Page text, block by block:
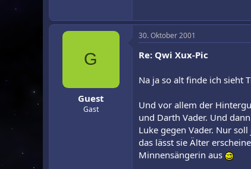
G
Guest
Gast
30. Oktober 2001
Re: Qwi Xux-Pic
Na ja so alt finde ich sieht
Und vor allem der
und Darth Vader. Und
Luke gegen Vader. Nur
das lässt sie Älter
Minnensängerin aus